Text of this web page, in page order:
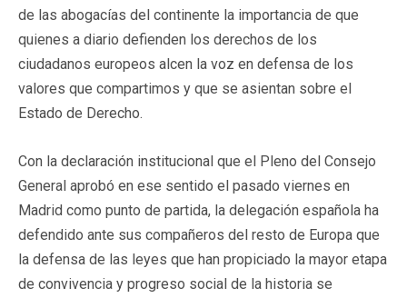
de las abogacías del continente la importancia de que
quienes a diario defienden los derechos de los
ciudadanos europeos alcen la voz en defensa de los
valores que compartimos y que se asientan sobre el
Estado de Derecho.
Con la declaración institucional que el Pleno del Consejo
General aprobó en ese sentido el pasado viernes en
Madrid como punto de partida, la delegación española ha
defendido ante sus compañeros del resto de Europa que
la defensa de las leyes que han propiciado la mayor etapa
de convivencia y progreso social de la historia se